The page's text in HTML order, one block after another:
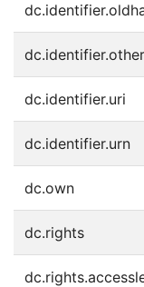
dc.identifier.other
dc.identifier.uri
dc.identifier.urn
dc.own
dc.rights